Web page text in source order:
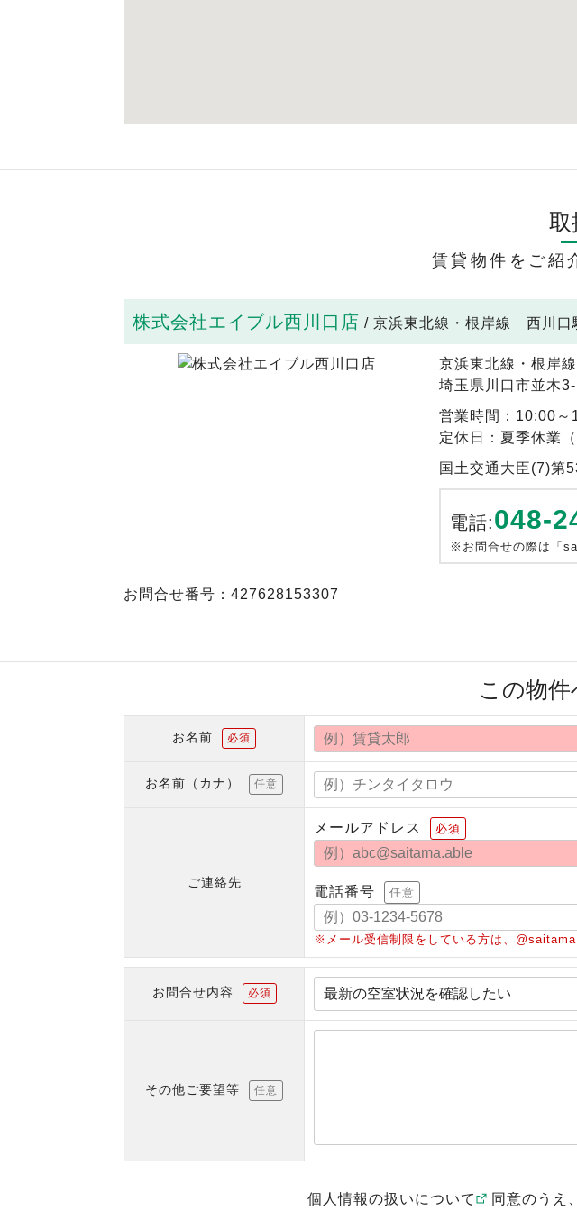
取
賃貸物件をご紹
株式会社エイブル西川口店 / 京浜東北線・根岸線 西川口
京浜東北線・根岸
埼玉県川口市並木
営業時間：10:00～
定休日：夏季休業
国土交通大臣(7)第
電話:048-
※お問合せの際は「
お問合せ番号：427628153307
この物
お名前 必須
お名前（カナ） 任意
ご連絡先
メールアドレス 必須
電話番号 任意
※メール受信制限をしている方は、
お問合せ内容 必須
その他ご要望等 任意
個人情報の扱いについて 同意のうえ